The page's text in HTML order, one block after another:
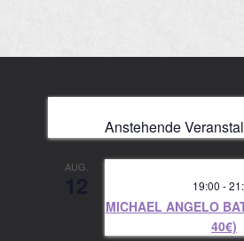
Anstehende
AUG.
19:00 -
MICHAEL ANGELO
40€)